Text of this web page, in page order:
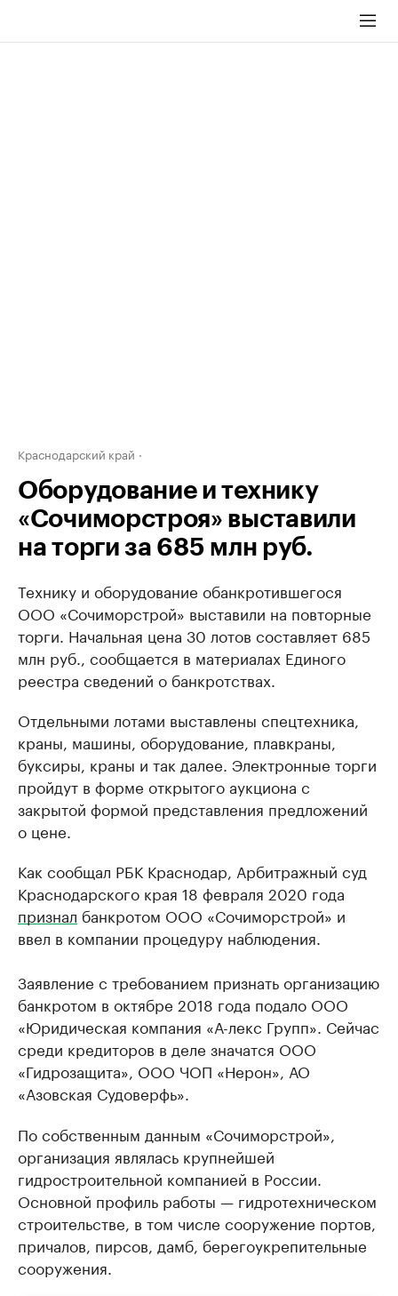
Краснодарский край
Оборудование и технику
«Сочиморстроя» выставили
на торги за 685 млн руб.
Технику и оборудование обанкротившегося
ООО «Сочиморстрой» выставили на повторные
торги. Начальная цена 30 лотов составляет 685
млн руб., сообщается в материалах Единого
реестра сведений о банкротствах.
Отдельными лотами выставлены спецтехника,
краны, машины, оборудование, плавкраны,
буксиры, краны и так далее. Электронные торги
пройдут в форме открытого аукциона с
закрытой формой представления предложений
о цене.
Как сообщал РБК Краснодар, Арбитражный суд
Краснодарского края 18 февраля 2020 года
признал банкротом ООО «Сочиморстрой» и
ввел в компании процедуру наблюдения.
Заявление с требованием признать организацию
банкротом в октябре 2018 года подало ООО
«Юридическая компания «А-лекс Групп». Сейчас
среди кредиторов в деле значатся ООО
«Гидрозащита», ООО ЧОП «Нерон», АО
«Азовская Судоверфь».
По собственным данным «Сочиморстрой»,
организация являлась крупнейшей
гидростроительной компанией в России.
Основной профиль работы — гидротехническом
строительстве, в том числе сооружение портов,
причалов, пирсов, дамб, берегоукрепительные
сооружения.